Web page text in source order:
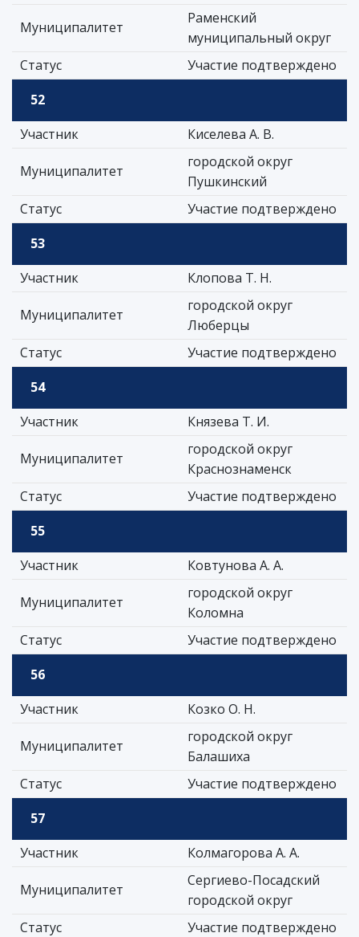
Муниципалитет
Раменский
муниципальный округ
Статус
Участие подтверждено
52
Участник
Киселева А. В.
Муниципалитет
городской округ
Пушкинский
Статус
Участие подтверждено
53
Участник
Клопова Т. Н.
Муниципалитет
городской округ
Люберцы
Статус
Участие подтверждено
54
Участник
Князева Т. И.
Муниципалитет
городской округ
Краснознаменск
Статус
Участие подтверждено
55
Участник
Ковтунова А. А.
Муниципалитет
городской округ
Коломна
Статус
Участие подтверждено
56
Участник
Козко О. Н.
Муниципалитет
городской округ
Балашиха
Статус
Участие подтверждено
57
Участник
Колмагорова А. А.
Муниципалитет
Сергиево-Посадский
городской округ
Статус
Участие подтверждено